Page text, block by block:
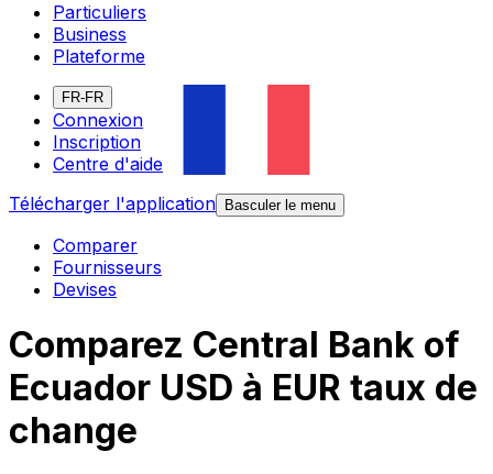
Particuliers
Business
Plateforme
FR-FR
Connexion
Inscription
Centre d'aide
Télécharger l'application
Basculer le menu
Comparer
Fournisseurs
Devises
Comparez Central Bank of
Ecuador USD à EUR taux de
change